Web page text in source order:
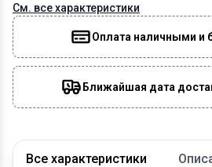
См. все характеристики
Оплата наличными и
Ближайшая дата
Все характеристики